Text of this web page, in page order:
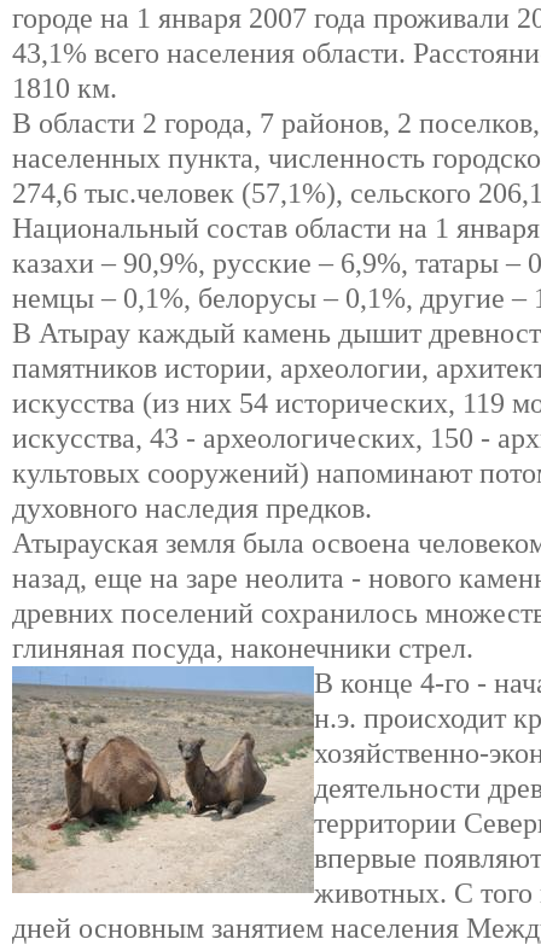
городе на 1 января 2007 года проживали
43,1% всего населения области.
1810 км.
В области 2 города, 7 районов, 2
населенных пункта, численность
274,6 тыс.человек (57,1%), сельского
Национальный состав области на 1
казахи – 90,9%, русские – 6,9%, татары
немцы – 0,1%, белорусы – 0,1%, другие –
В Атырау каждый камень дышит
памятников истории, археологии,
искусства (из них 54 исторических, 119
искусства, 43 - археологических, 150 -
культовых сооружений) напоминают
духовного наследия предков.
Атырауская земля была освоена
назад, еще на заре неолита - нового
древних поселений сохранилось
глиняная посуда, наконечники стрел.
В конце 4-го -
н.э. происходит
хозяйственно-
деятельности
территории
впервые
животных. С
дней основным занятием населения